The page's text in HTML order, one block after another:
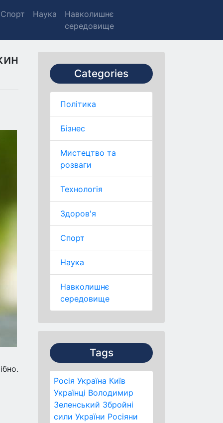
Спорт Наука
Навколишнє
середовище
Categories
Політика
Бізнес
Мистецтво та
розваги
Технологія
Здоров'я
Спорт
Наука
Навколишнє
середовище
Tags
Росія Україна Київ
Українці Володимир
Зеленський Збройні
сили України Росіяни